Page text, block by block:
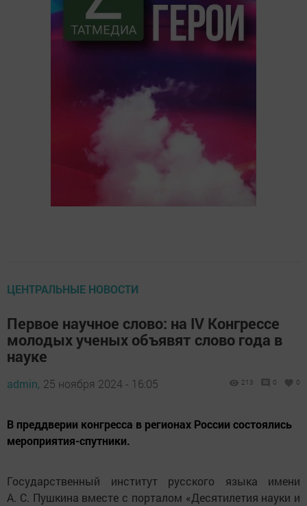
ЦЕНТРАЛЬНЫЕ НОВОСТИ
Первое научное слово: на IV Конгрессе
молодых ученых объявят слово года в
науке
admin, 25 ноября 2024 - 16:05 213 0 0
В преддверии конгресса в регионах России состоялись
мероприятия-спутники.
Государственный институт русского языка имени
А. С. Пушкина вместе с порталом «Десятилетия науки и